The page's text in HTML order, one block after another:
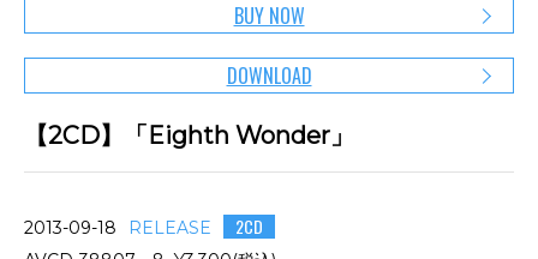
BUY NOW
DOWNLOAD
【2CD】「Eighth Wonder」
2013-09-18 RELEASE 2CD